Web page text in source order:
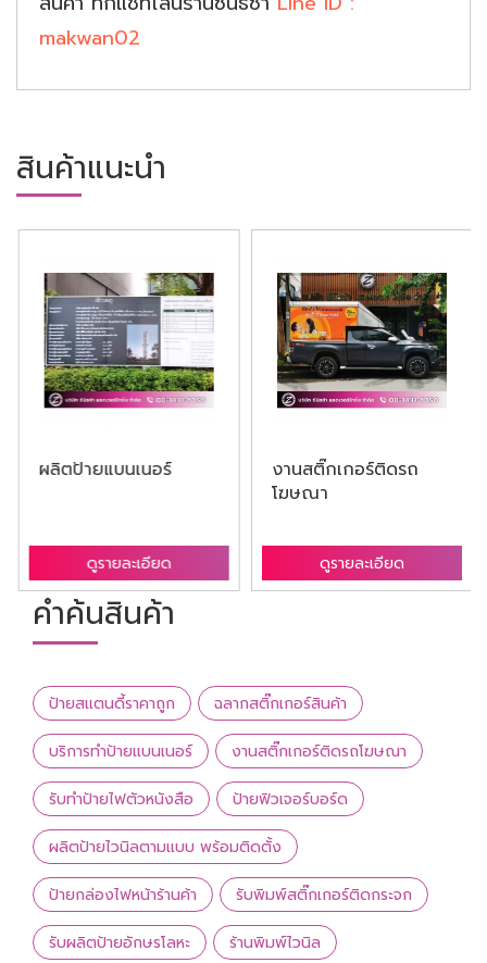
makwan02
สินค้าแนะนำ
ผลิตป้ายแบนเนอร์
ดูรายละเอียด
งานสติ๊กเกอร์ติดรถ
โฆษณา
ดูรายละเอียด
คำค้นสินค้า
ป้ายสแตนดี้ราคาถูก ฉลากสติ๊กเกอร์สินค้า
บริการทำป้ายแบนเนอร์ งานสติ๊กเกอร์ติดรถโฆษณา
รับทำป้ายไฟตัวหนังสือ ป้ายฟิวเจอร์บอร์ด
ผลิตป้ายไวนิลตามแบบ พร้อมติดตั้ง
ป้ายกล่องไฟหน้าร้านค้า รับพิมพ์สติ๊กเกอร์ติดกระจก
รับผลิตป้ายอักษรโลหะ ร้านพิมพ์ไวนิล